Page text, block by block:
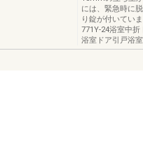
には、緊急時に
り錠が付いてい
771Y-24浴室中
浴室ドア引戸浴